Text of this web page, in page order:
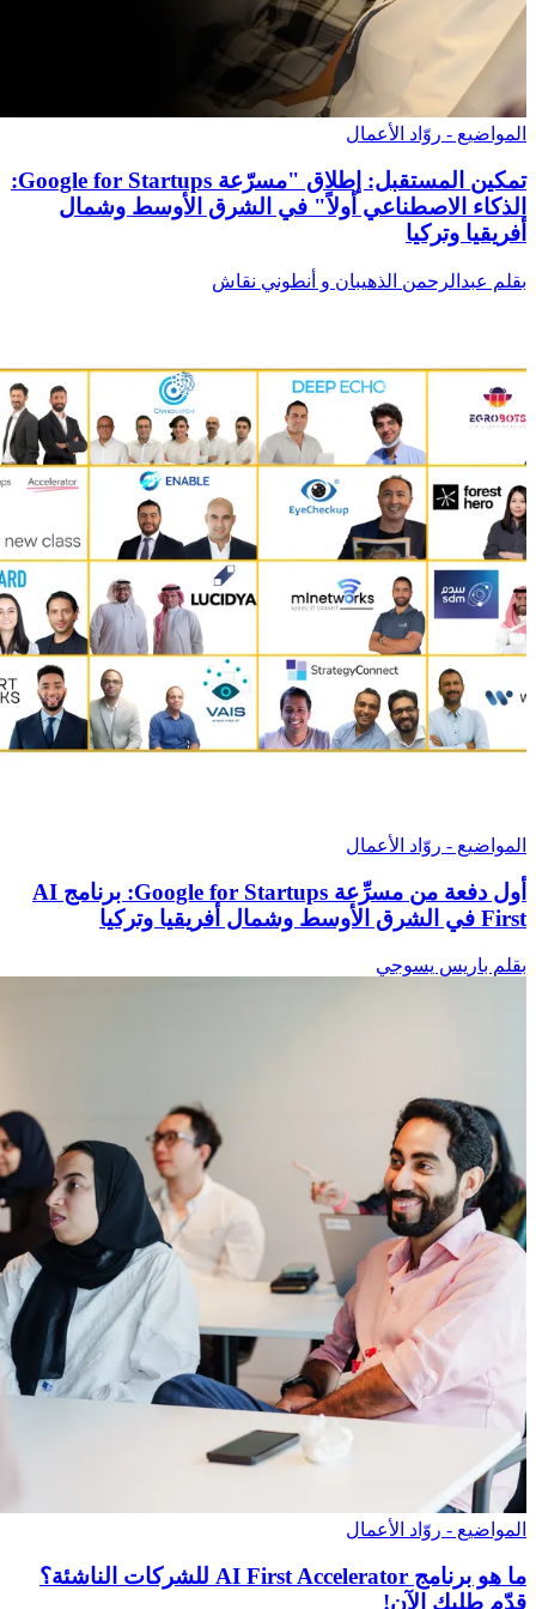
المواضيع - روّاد الأعمال
تمكين المستقبل: إطلاق "مسرّعة Google for Startups:
الذكاء الاصطناعي أولاً" في الشرق الأوسط وشمال
أفريقيا وتركيا
بقلم عبدالرحمن الذهيبان و أنطوني نقاش
المواضيع - روّاد الأعمال
أول دفعة من مسرِّعة Google for Startups: برنامج AI
First في الشرق الأوسط وشمال أفريقيا وتركيا
بقلم باريس يسوجي
المواضيع - روّاد الأعمال
ما هو برنامج AI First Accelerator للشركات الناشئة؟
قدّم طلبك الآن!